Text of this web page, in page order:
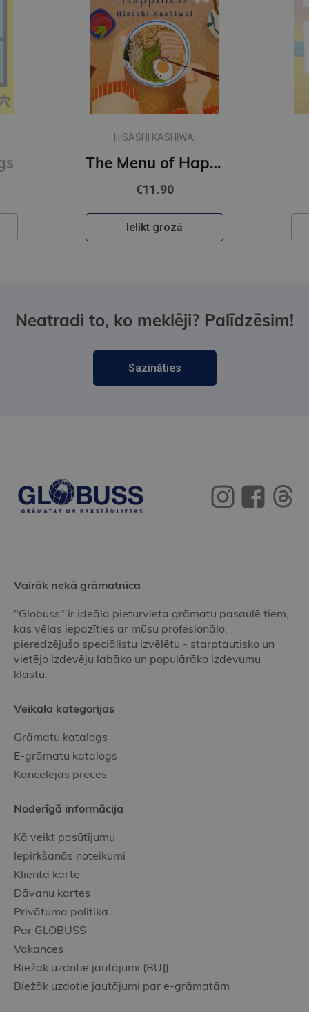
The Menu of Happiness
CHLOE LIESE
Happy Ending
€10.90
Ielikt grozā
Neatradi to, ko meklēji? Palīdzēsim!
Sazināties
Vairāk nekā grāmatnīca
"Globuss" ir ideāla pieturvieta grāmatu pasaulē tiem,
kas vēlas iepazīties ar mūsu profesionālo,
pieredzējušo speciālistu izvēlētu - starptautisko un
vietējo izdevēju labāko un populārāko izdevumu
klāstu.
Veikala kategorijas
Grāmatu katalogs
E-grāmatu katalogs
Kancelejas preces
Noderīgā informācija
Kā veikt pasūtījumu
Iepirkšanās noteikumi
Klienta karte
Dāvanu kartes
Privātuma politika
Par GLOBUSS
Vakances
Biežāk uzdotie jautājumi (BUJ)
Biežāk uzdotie jautājumi par e-grāmatām